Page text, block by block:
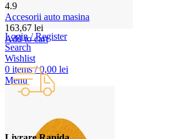
Login / Register
Search
Wishlist
0 items / 0,00 lei
Menu
4.9
Accesorii auto masina
163,67 lei
Add to cart